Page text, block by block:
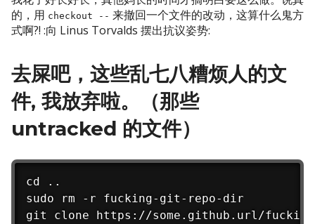
的，用 checkout -- 来撤回一个文件的改动，这算什么鬼方
式啊?! :向 Linus Torvalds 摆出抗议姿势:
去屎吧，这些乱七八糟烦人的文
件, 我放弃啦。（那些
untracked 的文件）
cd ..
sudo rm -r fucking-git-repo-dir
git clone https://some.github.url/